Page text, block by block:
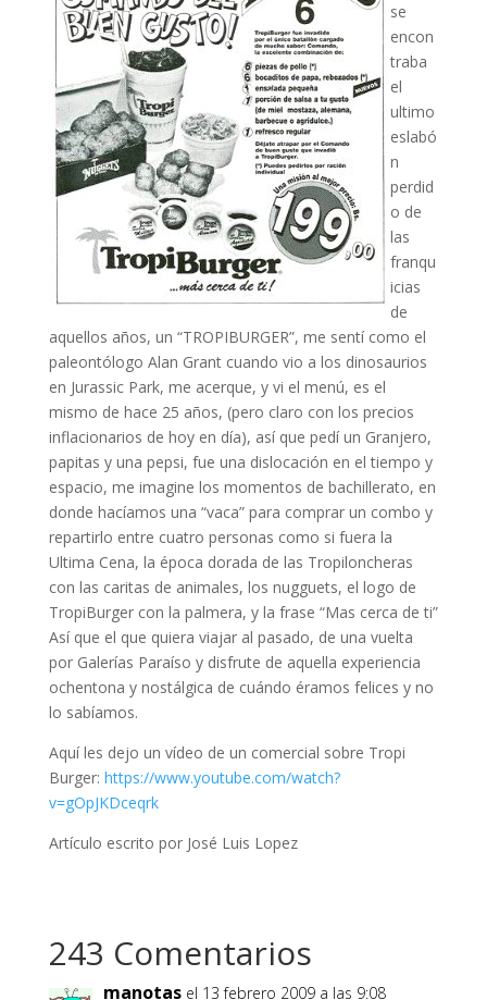
se
encon
traba
el
ultimo
eslabó
n
perdid
o de
las
franqu
icias
de
aquellos años, un “TROPIBURGER”, me sentí como el
paleontólogo Alan Grant cuando vio a los dinosaurios
en Jurassic Park, me acerque, y vi el menú, es el
mismo de hace 25 años, (pero claro con los precios
inflacionarios de hoy en día), así que pedí un Granjero,
papitas y una pepsi, fue una dislocación en el tiempo y
espacio, me imagine los momentos de bachillerato, en
donde hacíamos una “vaca” para comprar un combo y
repartirlo entre cuatro personas como si fuera la
Ultima Cena, la época dorada de las Tropiloncheras
con las caritas de animales, los nugguets, el logo de
TropiBurger con la palmera, y la frase “Mas cerca de ti”
Así que el que quiera viajar al pasado, de una vuelta
por Galerías Paraíso y disfrute de aquella experiencia
ochentona y nostálgica de cuándo éramos felices y no
lo sabíamos.
Aquí les dejo un vídeo de un comercial sobre Tropi
Burger: https://www.youtube.com/watch?
v=gOpJKDceqrk
Artículo escrito por José Luis Lopez
243 Comentarios
manotas el 13 febrero 2009 a las 9:08